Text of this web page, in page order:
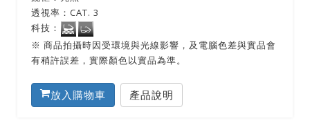
透視率：CAT. 3
科技：
※ 商品拍攝時因受環境與光線影響，及電腦色差與實品會
有稍許誤差，實際顏色以實品為準。
放入購物車 產品說明